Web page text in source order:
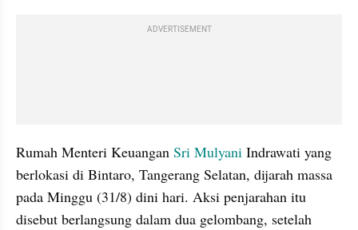
ADVERTISEMENT
Rumah Menteri Keuangan Sri Mulyani Indrawati yang
berlokasi di Bintaro, Tangerang Selatan, dijarah massa
pada Minggu (31/8) dini hari. Aksi penjarahan itu
disebut berlangsung dalam dua gelombang, setelah